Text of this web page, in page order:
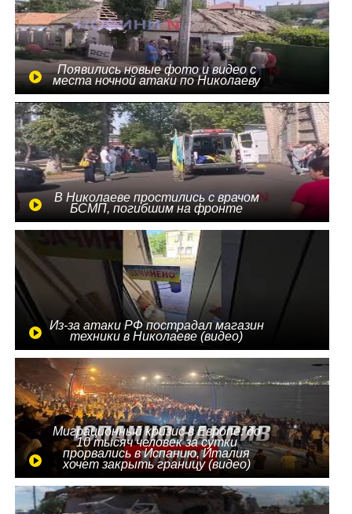
Появились новые фото и видео с
места ночной атаки по Николаеву
В Николаеве простились с врачом
БСМП, погибшим на фронте
Из-за атаки РФ пострадал магазин
техники в Николаеве (видео)
Миграционный кризис в Европе: до
10 тысяч человек за сутки
прорвались в Испанию, Италия
хочет закрыть границу (видео)